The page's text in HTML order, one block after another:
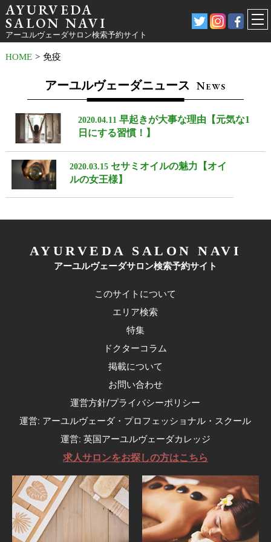
AYURVEDA
SALON NAVI
アーユルヴェーダサロン検索予約サイト
HOME > 免疫
アーユルヴェーダニュース NEWS
2020.04.11 早起きが大事な理由【元気な1
日にする習慣！】
2020.03.15セサミオイルの魅力【オイ
ルの女王様】
AYURVEDA SALON NAVI
アーユルヴェーダサロン検索予約サイト
このサイトについて
エリア検索
特集
ドクターコラム
掲載について
お問い合わせ
運営方針/プライバシーポリシー
運営: アーユルヴェーダ・プロフェッショナル・スクール
運営: 英国アーユルヴェーダカレッジ
求人サロンをお探しの方はこちら